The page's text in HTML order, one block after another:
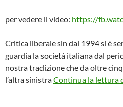
per vedere il video: https://
Critica liberale sin dal 1994 si è
guardia la società italiana dal
nostra tradizione che da oltre
l’altra sinistraContinua la lettura